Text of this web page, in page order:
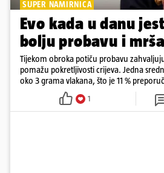
SUPER NAMIRNICA
Evo kada u danu
bolju probavu i
Tijekom obroka potiču probavu
pomažu pokretljivosti crijeva. Jedna
oko 3 grama vlakana, što je 11 %
1